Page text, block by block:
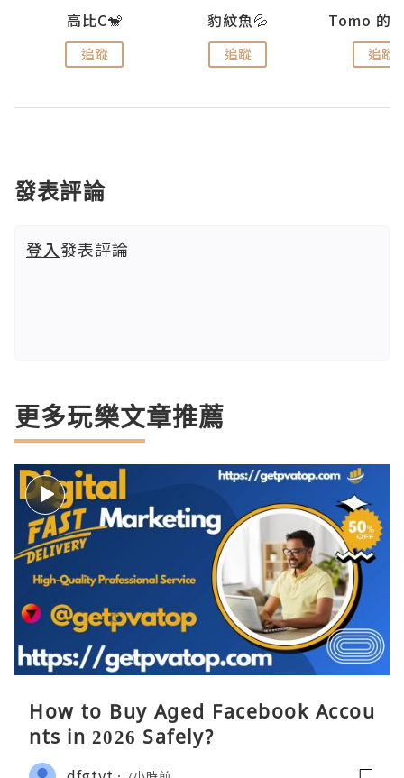
高比C🐒
追蹤
豹紋魚💦
追蹤 追蹤
發表評論
登入發表評論
更多玩樂文章推薦
How to Buy Aged Facebook Accou
nts in 2026 Safely?